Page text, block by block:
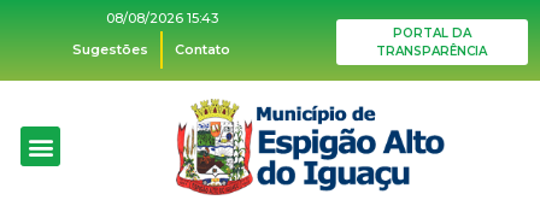
08/08/2026 15:43
Sugestões
Contato
PORTAL DA
TRANSPARÊNCIA